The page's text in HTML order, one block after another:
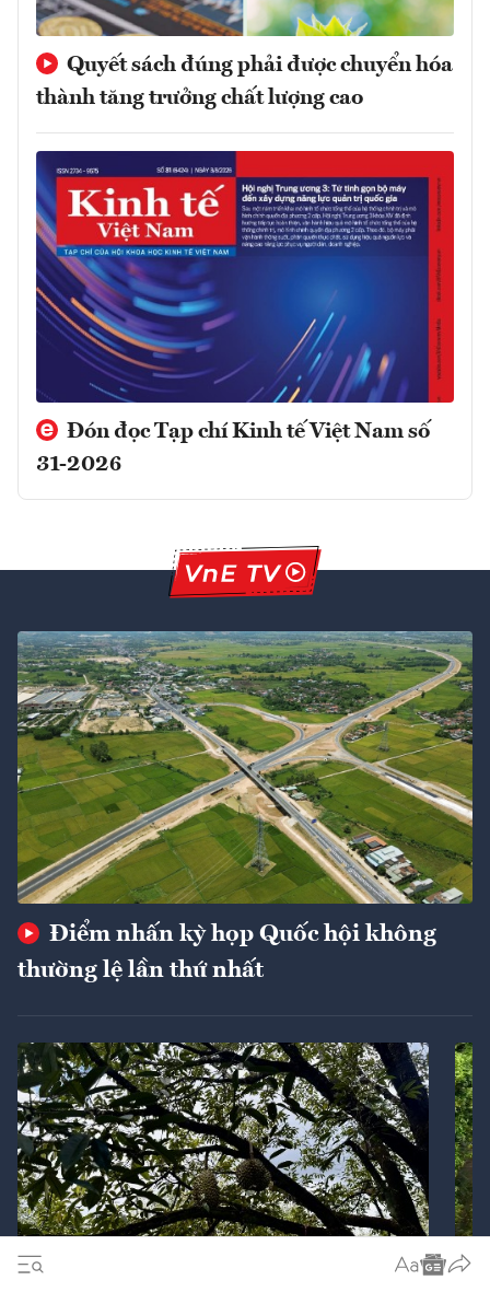
Quyết sách đúng phải được chuyển hóa
thành tăng trưởng chất lượng cao
Đón đọc Tạp chí Kinh tế Việt Nam số
31-2026
Điểm nhấn kỳ họp Quốc hội không
thường lệ lần thứ nhất